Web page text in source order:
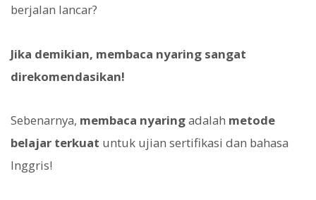
berjalan lancar?
Jika demikian, membaca nyaring sangat
direkomendasikan!
Sebenarnya, membaca nyaringadalah metode
belajar terkuat untuk ujian sertifikasi dan bahasa
Inggris!